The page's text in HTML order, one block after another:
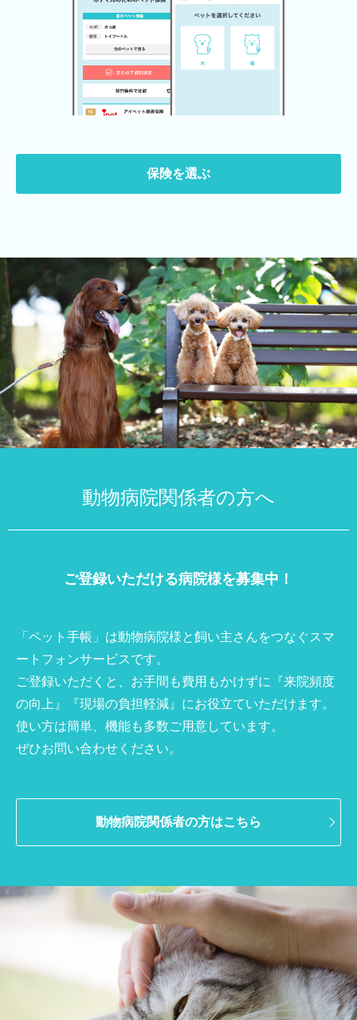
保険を選ぶ
動物病院関係者の方へ
ご登録いただける病院様を募集中！
「ペット手帳」は動物病院様と飼い主さんをつなぐスマ
ートフォンサービスです。
ご登録いただくと、お手間も費用もかけずに『来院頻度
の向上』『現場の負担軽減』にお役立ていただけます。
使い方は簡単、機能も多数ご用意しています。
ぜひお問い合わせください。
動物病院関係者の方はこちら